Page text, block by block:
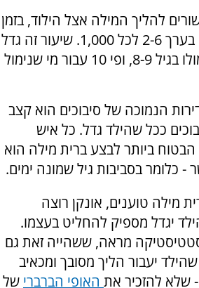
להליך המילה אצל הילוד, בזמן
או לאחר המילה, הוא בערך 2-6 לכל 1,000. שיעור זה גדל
פי 20 אצל בנים שנימולו בגיל 8-9, ופי 10 עבור מי שנימול
הנמוכה של סיבוכים הוא קצב
ככל שהילד גדל. כל איש
הבטוח ביותר לבצע ברית מילה הוא
- כלומר בסביבות גיל שמונה ימים.
מילה טוענים, אונקן רוצה
יגדל מספיק להחליט בעצמו.
מראה, ששהייה זאת גם
יעבור הליך מסובך ומכאיב
- שלא להזכיר את האופי הברברי של